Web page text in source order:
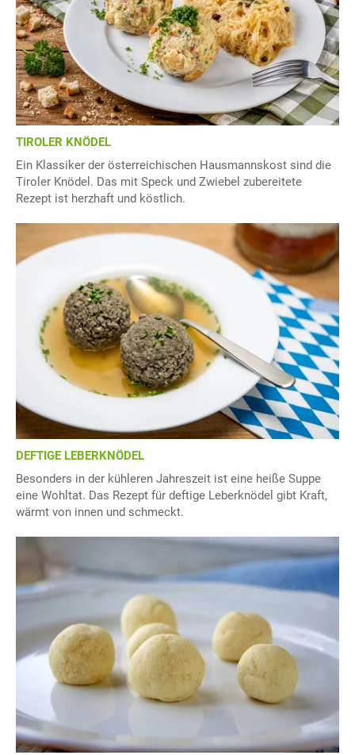
TIROLER KNÖDEL
Ein Klassiker der österreichischen Hausmannskost sind die
Tiroler Knödel. Das mit Speck und Zwiebel zubereitete
Rezept ist herzhaft und köstlich.
DEFTIGE LEBERKNÖDEL
Besonders in der kühleren Jahreszeit ist eine heiße Suppe
eine Wohltat. Das Rezept für deftige Leberknödel gibt Kraft,
wärmt von innen und schmeckt.